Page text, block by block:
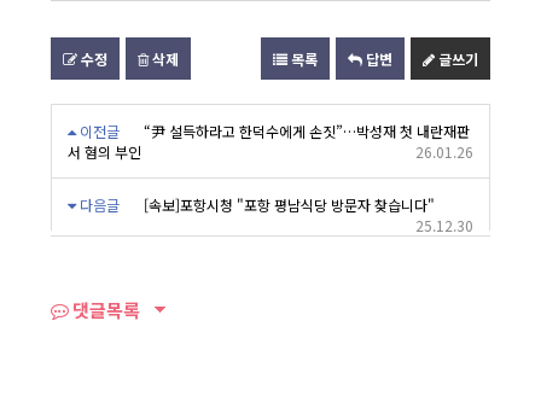
수정 삭제 목록 답변 글쓰기
이전글
“尹 설득하라고 한덕수에게 손짓”…박성재 첫 내란재판
서 혐의 부인
26.01.26
다음글
[속보]포항시청 "포항 평남식당 방문자 찾습니다"
25.12.30
댓글목록